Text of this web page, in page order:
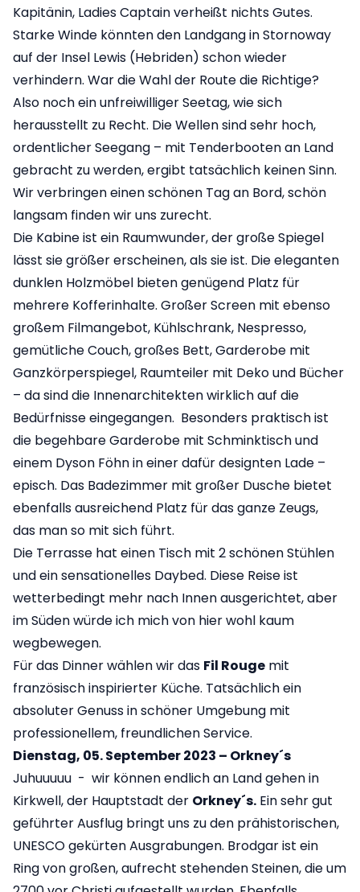
Kapitänin, Ladies Captain verheißt nichts Gutes.
Starke Winde könnten den Landgang in Stornoway
auf der Insel Lewis (Hebriden) schon wieder
verhindern. War die Wahl der Route die Richtige?
Also noch ein unfreiwilliger Seetag, wie sich
herausstellt zu Recht. Die Wellen sind sehr hoch,
ordentlicher Seegang – mit Tenderbooten an Land
gebracht zu werden, ergibt tatsächlich keinen Sinn.
Wir verbringen einen schönen Tag an Bord, schön
langsam finden wir uns zurecht.
Die Kabine ist ein Raumwunder, der große Spiegel
lässt sie größer erscheinen, als sie ist. Die eleganten
dunklen Holzmöbel bieten genügend Platz für
mehrere Kofferinhalte. Großer Screen mit ebenso
großem Filmangebot, Kühlschrank, Nespresso,
gemütliche Couch, großes Bett, Garderobe mit
Ganzkörperspiegel, Raumteiler mit Deko und Bücher
– da sind die Innenarchitekten wirklich auf die
Bedürfnisse eingegangen. Besonders praktisch ist
die begehbare Garderobe mit Schminktisch und
einem Dyson Föhn in einer dafür designten Lade –
episch. Das Badezimmer mit großer Dusche bietet
ebenfalls ausreichend Platz für das ganze Zeugs,
das man so mit sich führt.
Die Terrasse hat einen Tisch mit 2 schönen Stühlen
und ein sensationelles Daybed. Diese Reise ist
wetterbedingt mehr nach Innen ausgerichtet, aber
im Süden würde ich mich von hier wohl kaum
wegbewegen.
Für das Dinner wählen wir das Fil Rouge mit
französisch inspirierter Küche. Tatsächlich ein
absoluter Genuss in schöner Umgebung mit
professionellem, freundlichen Service.
Dienstag, 05. September 2023 – Orkney´s
Juhuuuuu - wir können endlich an Land gehen in
Kirkwell, der Hauptstadt der Orkney´s. Ein sehr gut
geführter Ausflug bringt uns zu den prähistorischen,
UNESCO gekürten Ausgrabungen. Brodgar ist ein
Ring von großen, aufrecht stehenden Steinen, die um